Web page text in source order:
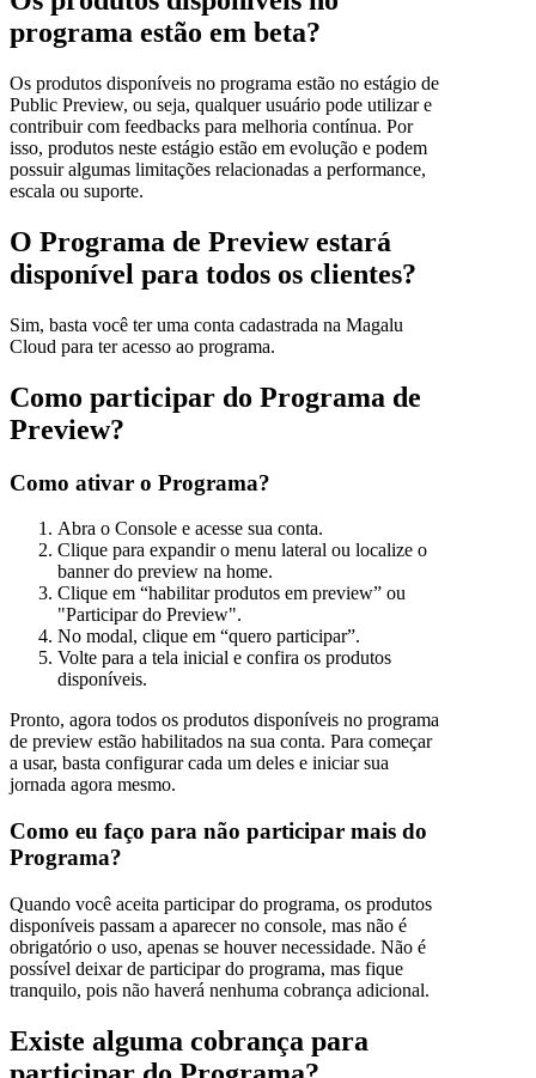
programa estão em beta?
Os produtos disponíveis no programa estão no estágio de
Public Preview, ou seja, qualquer usuário pode utilizar e
contribuir com feedbacks para melhoria contínua. Por
isso, produtos neste estágio estão em evolução e podem
possuir algumas limitações relacionadas a performance,
escala ou suporte.
O Programa de Preview estará
disponível para todos os clientes?
Sim, basta você ter uma conta cadastrada na Magalu
Cloud para ter acesso ao programa.
Como participar do Programa de
Preview?
Como ativar o Programa?
Abra o Console e acesse sua conta.
Clique para expandir o menu lateral ou localize o
banner do preview na home.
Clique em “habilitar produtos em preview” ou
"Participar do Preview".
No modal, clique em “quero participar”.
Volte para a tela inicial e confira os produtos
disponíveis.
Pronto, agora todos os produtos disponíveis no programa
de preview estão habilitados na sua conta. Para começar
a usar, basta configurar cada um deles e iniciar sua
jornada agora mesmo.
Como eu faço para não participar mais do
Programa?
Quando você aceita participar do programa, os produtos
disponíveis passam a aparecer no console, mas não é
obrigatório o uso, apenas se houver necessidade. Não é
possível deixar de participar do programa, mas fique
tranquilo, pois não haverá nenhuma cobrança adicional.
Existe alguma cobrança para